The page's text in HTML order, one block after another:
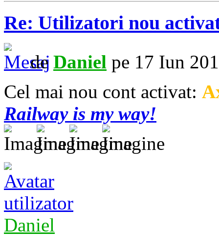
Re: Utilizatori nou
de Daniel pe 17 Iun
Cel mai nou cont activat:
Railway is my way!
Daniel